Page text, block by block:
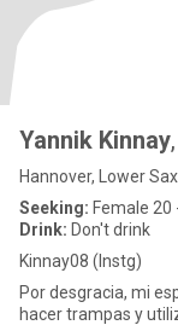
Yannik Kinnay
Hannover, Lower
Seeking: Female 20
Drink: Don't drink
Kinnay08 (Instg)
Por desgracia, mi
hacer trampas y